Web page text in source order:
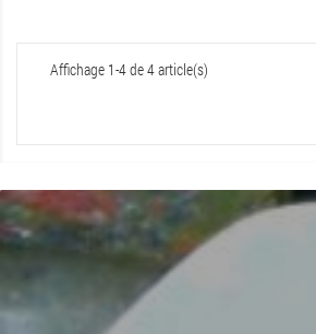
Affichage 1-4 de 4 article(s)